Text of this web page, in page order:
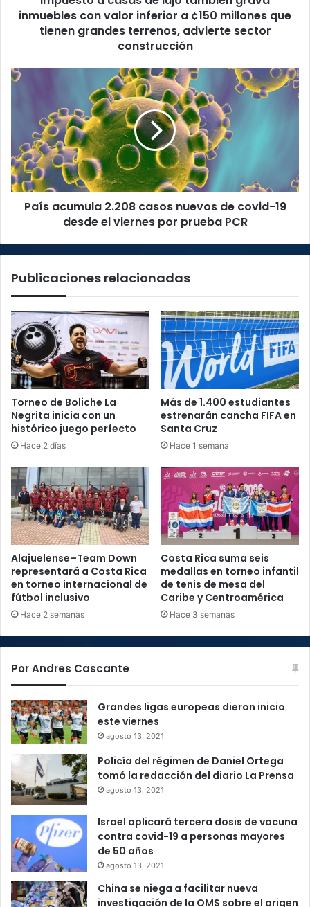
inferior
que
terrenos,
advierte
sector
construcción
inmuebles con valor inferior a ¢150 millones que
tienen grandes terrenos, advierte sector
construcción
País
nuevos
de
covid-
19
desde
País acumula 2.208 casos nuevos de covid-19
desde el viernes por prueba PCR
Publicaciones relacionadas
Torneo de Boliche La
Negrita inicia con un
histórico juego perfecto
Hace 2 días
Más de 1.400 estudiantes
estrenarán cancha FIFA en
Santa Cruz
Hace 1 semana
Alajuelense–Team Down
representará a Costa Rica
en torneo internacional de
fútbol inclusivo
Hace 2 semanas
Costa Rica suma seis
medallas en torneo infantil
de tenis de mesa del
Caribe y Centroamérica
Hace 3 semanas
Por Andres Cascante
Grandes ligas europeas dieron inicio
este viernes
agosto 13, 2021
Policía del régimen de Daniel Ortega
tomó la redacción del diario La Prensa
agosto 13, 2021
Israel aplicará tercera dosis de vacuna
contra covid-19 a personas mayores
de 50 años
agosto 13, 2021
China se niega a facilitar nueva
investigación de la OMS sobre el origen